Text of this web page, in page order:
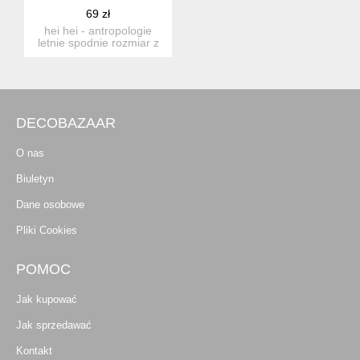
69 zł
hei hei - antropologie
letnie spodnie rozmiar z
DECOBAZAAR
O nas
Biuletyn
Dane osobowe
Pliki Cookies
POMOC
Jak kupować
Jak sprzedawać
Kontakt